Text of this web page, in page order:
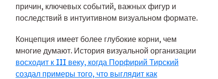
причин, ключевых событий, важных фигур и
последствий в интуитивном визуальном формате.
Концепция имеет более глубокие корни, чем
многие думают. История визуальной организации
восходит к III веку, когда Порфирий Тирский
создал примеры того, что выглядит как